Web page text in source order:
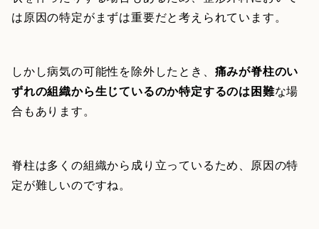
は原因の特定がまずは重要だと考えられています。
しかし病気の可能性を除外したとき、 痛みが脊柱のい
ずれの組織から生じているのか特定するのは困難な場
合もあります。
脊柱は多くの組織から成り立っているため、原因の特
定が難しいのですね。